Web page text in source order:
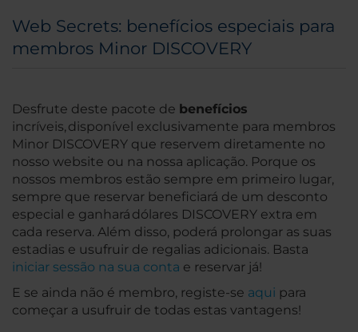
Web Secrets: benefícios especiais para
membros Minor DISCOVERY
Desfrute deste pacote de benefícios
incríveis, disponível exclusivamente para membros
Minor DISCOVERY que reservem diretamente no
nosso website ou na nossa aplicação. Porque os
nossos membros estão sempre em primeiro lugar,
sempre que reservar beneficiará de um desconto
especial e ganhará dólares DISCOVERY extra em
cada reserva. Além disso, poderá prolongar as suas
estadias e usufruir de regalias adicionais. Basta
iniciar sessão na sua conta e reservar já!
E se ainda não é membro, registe-se aqui para
começar a usufruir de todas estas vantagens!